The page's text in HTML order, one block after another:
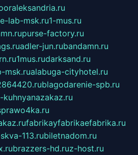
lab-msk.ru1-mus.ru
purse-factory.ru
adler-jun.rubandamn.ru
1mus.rudarksand.ru
msk.rualabuga-cityhotel.ru
blagodarenie-spb.ru
fabrikayfabrikaefabrika.ru
113.rubiletnadom.ru
brazzers-hd.ruz-host.ru